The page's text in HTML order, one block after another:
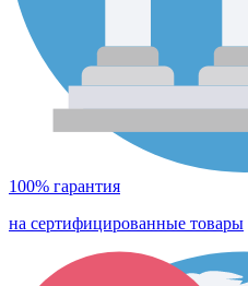
100% гарантия
на сертифицированные товары